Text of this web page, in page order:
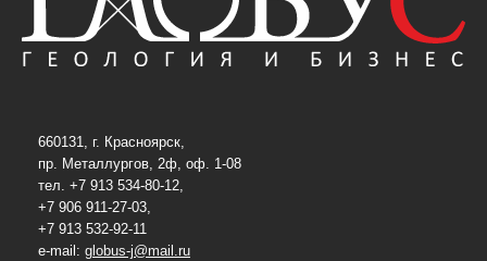
660131, г. Красноярск,
пр. Металлургов, 2ф, оф. 1-08
тел. +7 913 534-80-12,
+7 906 911-27-03,
+7 913 532-92-11
e-mail: globus-j@mail.ru